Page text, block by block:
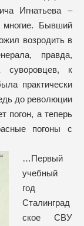
Игнатьева –
многие. Бывший
возродить в
правда,
суворовцев, к
практически
до революции
погон, а теперь
погоны с
…Первый
учебный
год
Сталинград
ское СВУ